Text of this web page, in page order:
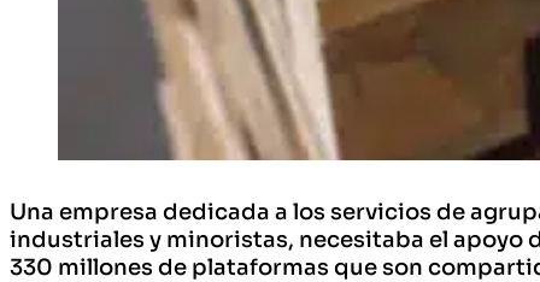
Una empresa dedicada a los servicios de
industriales y minoristas, necesitaba el apoyo
330 millones de plataformas que son